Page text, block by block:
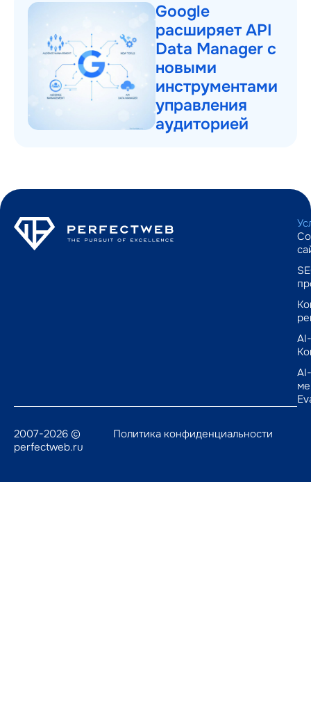
Google
расширяет API
Data Manager с
новыми
инструментами
управления
аудиторией
AI-
AI-
2007-2026 ©
perfectweb.ru
Политика конфиденциальности